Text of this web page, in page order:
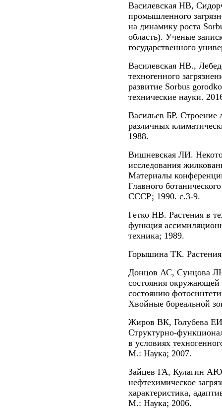
Василевская НВ,
промышленного
на динамику роста
область). Ученые
государственного
Василевская НВ.,
техногенного
развитие Sorbus
технические науки.
Васильев БР. Строение
различных
1988.
Вишневская ЛИ.
исследования
Материалы
Главного
СССР; 1990. с.3-9.
Гетко НВ. Растения в
функция
техника; 1989.
Горышина ТК.
Донцов АС, Сунцова
состояния окружающей
состоянию
Хвойные бореальной
Жиров ВК, Голубева
Структурно-
в условиях
М.: Наука; 2007.
Зайцев ГА, Кулагин
нефтехимическое
характеристика,
М.: Наука; 2006.